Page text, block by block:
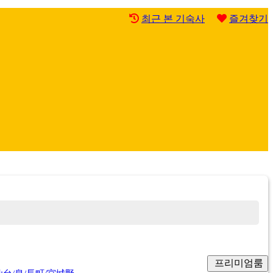
최근 본 기숙사 즐겨찾기
프리미엄룸